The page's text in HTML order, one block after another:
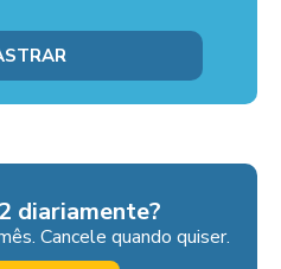
diariamente?
Cancele quando quiser.